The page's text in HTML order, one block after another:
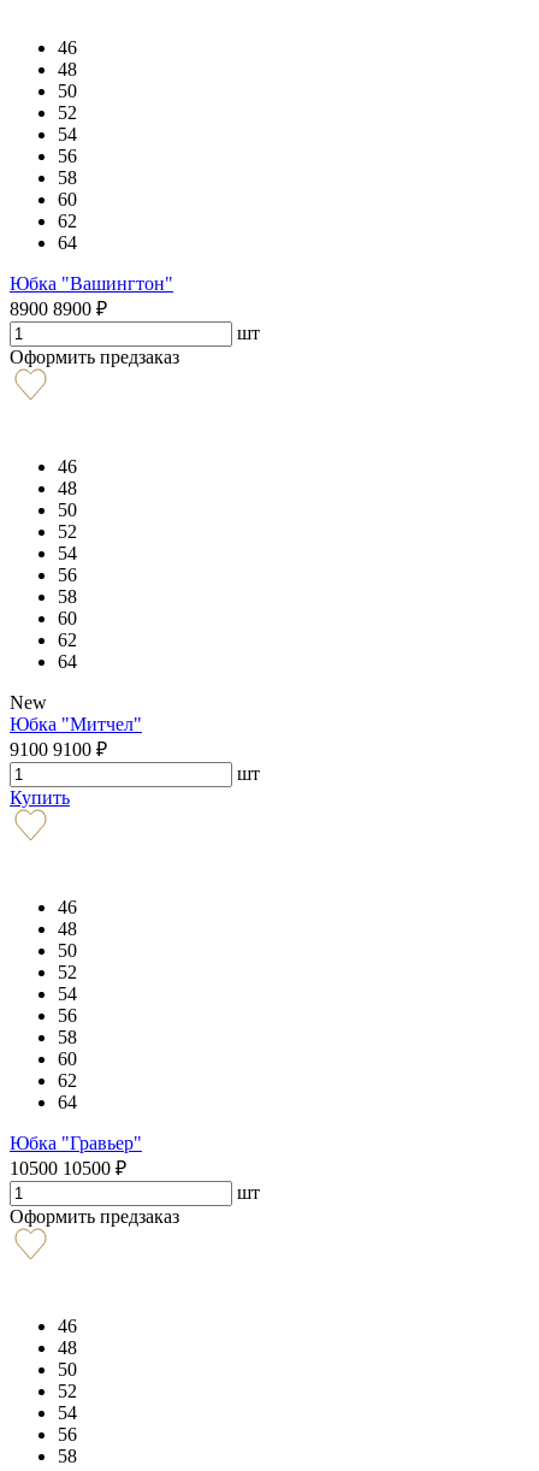
46
48
50
52
54
56
58
60
62
64
Юбка "Вашингтон"
8900 8900 ₽
шт
Оформить предзаказ
46
48
50
52
54
56
58
60
62
64
New
Юбка "Митчел"
9100 9100 ₽
шт
Купить
46
48
50
52
54
56
58
60
62
64
Юбка "Гравьер"
10500 10500 ₽
шт
Оформить предзаказ
46
48
50
52
54
56
58